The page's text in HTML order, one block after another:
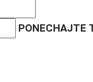
PONECHAJTE